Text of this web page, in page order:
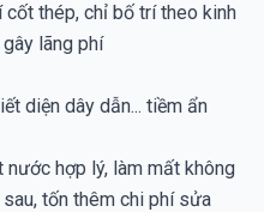
thép, chỉ bố trí theo kinh
lãng phí
diện dây dẫn... tiềm ẩn
hợp lý, làm mất không
tốn thêm chi phí sửa